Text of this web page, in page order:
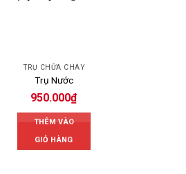
TRỤ CHỮA CHÁY
Trụ Nước
950.000₫
THÊM VÀO
GIỎ HÀNG